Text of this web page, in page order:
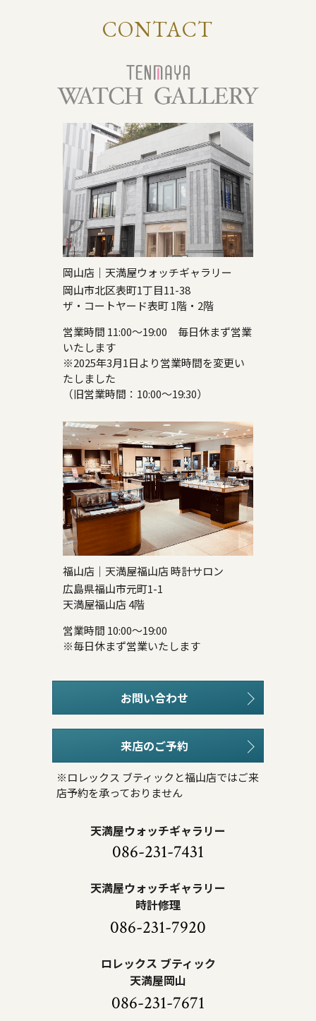
CONTACT
岡山店｜天満屋ウォッチギャラリー
岡山市北区表町1丁目11-38
ザ・コートヤード表町 1階・2階
営業時間 11:00～19:00 毎日休まず営業
いたします
※2025年3月1日より営業時間を変更い
たしました
（旧営業時間：10:00～19:30）
福山店｜天満屋福山店 時計サロン
広島県福山市元町1-1
天満屋福山店 4階
営業時間 10:00～19:00
※毎日休まず営業いたします
お問い合わせ
来店のご予約
※ロレックス ブティックと福山店ではご来
店予約を承っておりません
天満屋ウォッチギャラリー
086-231-7431
天満屋ウォッチギャラリー
時計修理
086-231-7920
ロレックス ブティック
天満屋岡山
086-231-7671